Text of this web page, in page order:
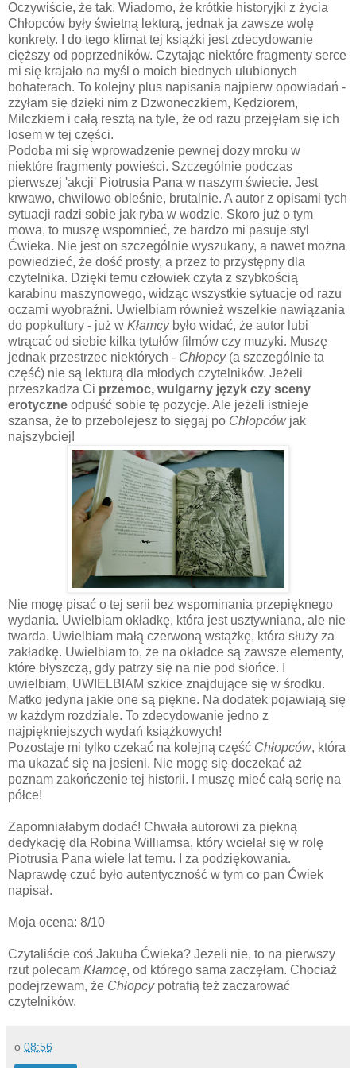
Oczywiście, że tak. Wiadomo, że krótkie historyjki z życia
Chłopców były świetną lekturą, jednak ja zawsze wolę
konkrety. I do tego klimat tej książki jest zdecydowanie
cięższy od poprzedników. Czytając niektóre fragmenty serce
mi się krajało na myśl o moich biednych ulubionych
bohaterach. To kolejny plus napisania najpierw opowiadań -
zżyłam się dzięki nim z Dzwoneczkiem, Kędziorem,
Milczkiem i całą resztą na tyle, że od razu przejęłam się ich
losem w tej części.
Podoba mi się wprowadzenie pewnej dozy mroku w
niektóre fragmenty powieści. Szczególnie podczas
pierwszej 'akcji' Piotrusia Pana w naszym świecie. Jest
krwawo, chwilowo obleśnie, brutalnie. A autor z opisami tych
sytuacji radzi sobie jak ryba w wodzie. Skoro już o tym
mowa, to muszę wspomnieć, że bardzo mi pasuje styl
Ćwieka. Nie jest on szczególnie wyszukany, a nawet można
powiedzieć, że dość prosty, a przez to przystępny dla
czytelnika. Dzięki temu człowiek czyta z szybkością
karabinu maszynowego, widząc wszystkie sytuacje od razu
oczami wyobraźni. Uwielbiam również wszelkie nawiązania
do popkultury - już w Kłamcy było widać, że autor lubi
wtrącać od siebie kilka tytułów filmów czy muzyki. Muszę
jednak przestrzec niektórych - Chłopcy (a szczególnie ta
część) nie są lekturą dla młodych czytelników. Jeżeli
przeszkadza Ci przemoc, wulgarny język czy sceny
erotyczne odpuść sobie tę pozycję. Ale jeżeli istnieje
szansa, że to przebolejesz to sięgaj po Chłopców jak
najszybciej!
Nie mogę pisać o tej serii bez wspominania przepięknego
wydania. Uwielbiam okładkę, która jest usztywniana, ale nie
twarda. Uwielbiam małą czerwoną wstążkę, która służy za
zakładkę. Uwielbiam to, że na okładce są zawsze elementy,
które błyszczą, gdy patrzy się na nie pod słońce. I
uwielbiam, UWIELBIAM szkice znajdujące się w środku.
Matko jedyna jakie one są piękne. Na dodatek pojawiają się
w każdym rozdziale. To zdecydowanie jedno z
najpiękniejszych wydań książkowych!
Pozostaje mi tylko czekać na kolejną część Chłopców, która
ma ukazać się na jesieni. Nie mogę się doczekać aż
poznam zakończenie tej historii. I muszę mieć całą serię na
półce!
Zapomniałabym dodać! Chwała autorowi za piękną
dedykację dla Robina Williamsa, który wcielał się w rolę
Piotrusia Pana wiele lat temu. I za podziękowania.
Naprawdę czuć było autentyczność w tym co pan Ćwiek
napisał.
Moja ocena: 8/10
Czytaliście coś Jakuba Ćwieka? Jeżeli nie, to na pierwszy
rzut polecam Kłamcę, od którego sama zaczęłam. Chociaż
podejrzewam, że Chłopcy potrafią też zaczarować
czytelników.
o 08:56